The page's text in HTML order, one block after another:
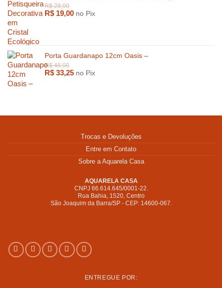
1.600,00
R$ 19,00 no Pix
Porta Guardanapo 12cm Oasis –
R$ 33,25 no Pix
Trocas e Devoluções
Entre em Contato
Sobre a Aquarela Casa
AQUARELA CASA
CNPJ 66.614.645/0001-22.
Rua Bahia, 1520, Centro
São Joaquim da Barra/SP - CEP: 14600-067.
ENTREGUE POR: